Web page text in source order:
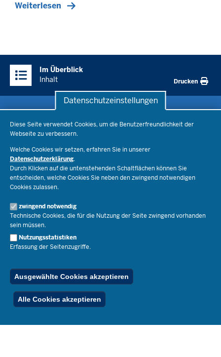
Datenschutzeinstellungen
Diese Seite verwendet Cookies, um die Benutzerfreundlichkeit der
Webseite zu verbessern.
Welche Cookies wir setzen, erfahren Sie in unserer
Datenschutzerklärung.
Durch Klicken auf die untenstehenden Schaltflächen können Sie
entscheiden, welche Cookies Sie neben den zwingend notwendigen
Cookies zulassen.
zwingend notwendig
Technische Cookies, die für die Nutzung der Seite zwingend vorhanden
sein müssen.
Nutzungsstatistiken
Erfassung der Seitenzugriffe.
Ausgewählte Cookies akzeptieren
Alle Cookies akzeptieren
Weiterlesen
Inhalte
Im Überblick
Inhalt
Drucken
Bildungsthemen
Lehrkräfte
Recht
Schulleben
Ministerium
Ministerin Dorothee Feller
Staatssekretär Dr. Urban Mauer
Open Government
Bibliothek
Veranstaltungen
Geschäftsbereich
Presse
Pressefotos
Social Media
Pressekontakt
Service
Schule(n) suchen
Kontakt
Der Weg zu uns
Publikationen
RSS-Feed
Ferienordnung
Spezialangebote
© 2026 Bildungsportal NRW
Below
Footer
Menu
Inhalt Impressum Datenschutz